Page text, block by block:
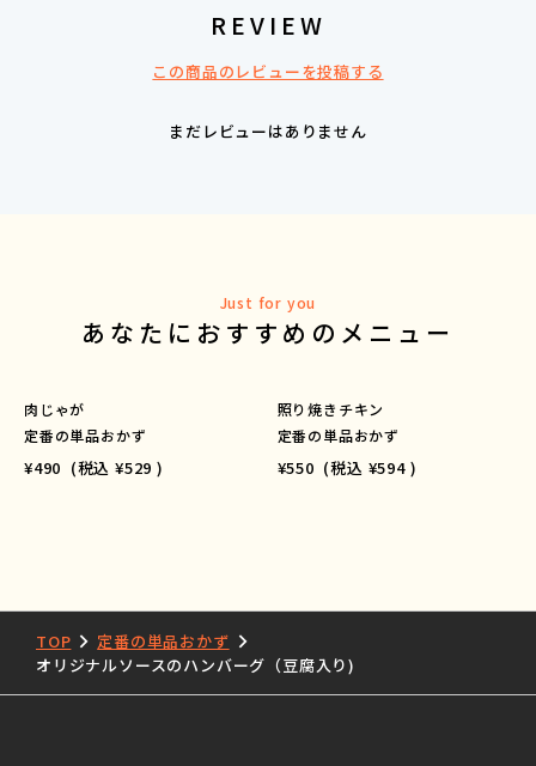
REVIEW
この商品のレビューを投稿する
まだレビューはありません
Just for you
あなたにおすすめのメニュー
肉じゃが
定番の単品おかず
¥490 (税込 ¥529 )
照り焼きチキン
定番の単品おかず
¥550 (税込 ¥594 )
TOP
定番の単品おかず
オリジナルソースのハンバーグ（豆腐入り)